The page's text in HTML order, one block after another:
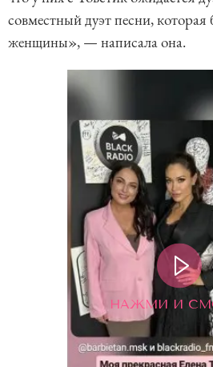
совместный дуэт песни, которая
женщины», — написала она.
НАЖМИ И